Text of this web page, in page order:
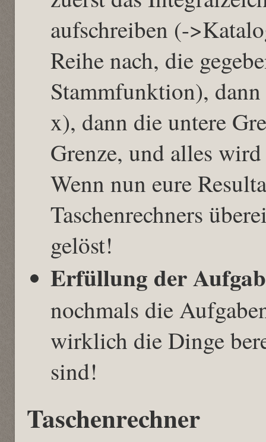
aufschreiben (-
Reihe nach, die
Stammfunktion),
x), dann die untere
Grenze, und alles
Wenn nun eure
Taschenrechners
gelöst!
Erfüllung der
nochmals die
wirklich die Dinge
sind!
Taschenrechner